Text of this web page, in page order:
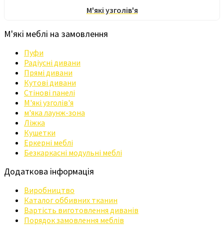
М'які узголів'я
М'які меблі на замовлення
Пуфи
Радіусні дивани
Прямі дивани
Кутові дивани
Стінові панелі
М'які узголів'я
м'яка лаунж-зона
Ліжка
Кушетки
Еркерні меблі
Безкаркасні модульні меблі
Додаткова інформація
Виробництво
Каталог оббивних тканин
Вартість виготовлення диванів
Порядок замовлення меблів